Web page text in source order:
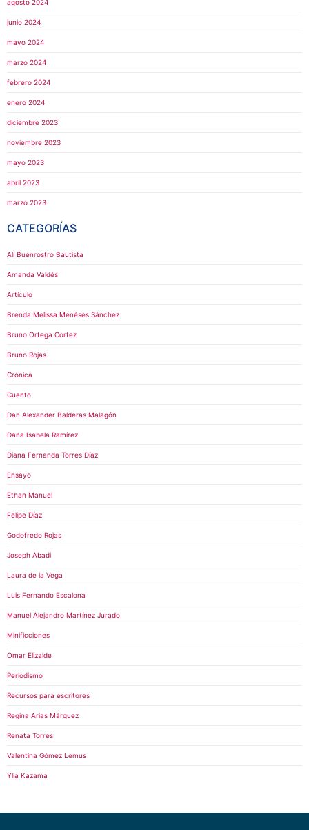
agosto 2024
junio 2024
mayo 2024
marzo 2024
febrero 2024
enero 2024
diciembre 2023
noviembre 2023
mayo 2023
abril 2023
marzo 2023
CATEGORÍAS
Alí Buenrostro Bautista
Amanda Valdés
Artículo
Brenda Melissa Menéses Sánchez
Bruno Ortega Cortez
Bruno Rojas
Crónica
Cuento
Dan Alexander Balderas Malagón
Dana Isabela Ramírez
Diana Fernanda Torres Díaz
Ensayo
Ethan Manuel
Felipe Díaz
Godofredo Rojas
Joseph Abadi
Laura de la Vega
Luis Fernando Escalona
Manuel Alejandro Martínez Jurado
Minificciones
Omar Elizalde
Periodismo
Recursos para escritores
Regina Arias Márquez
Renata Torres
Valentina Gómez Lemus
Ylia Kazama